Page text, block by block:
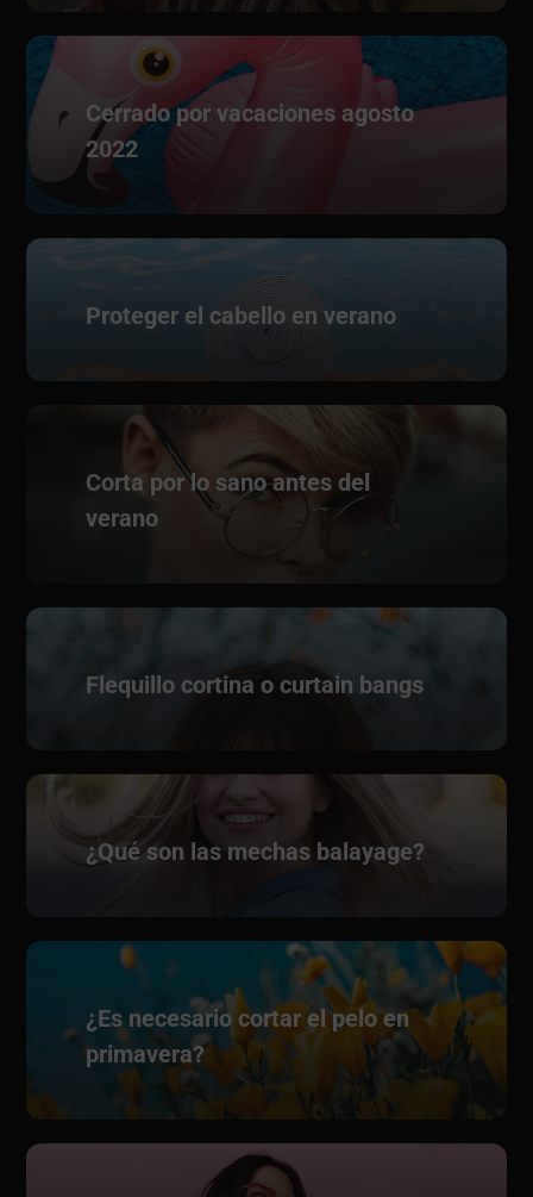
Cerrado por vacaciones agosto
2022
Proteger el cabello en verano
Corta por lo sano antes del
verano
Flequillo cortina o curtain bangs
¿Qué son las mechas balayage?
¿Es necesario cortar el pelo en
primavera?